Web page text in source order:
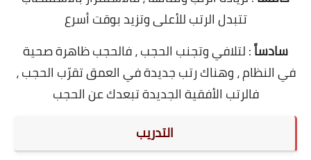
تتبدل الرتب للأعلى وتزيد بوقت أسرع
سادساً: لتلافي وتجنب الحجب ، فالحجب ظاهرة صحية
في النظام ، وهناك رتب جديدة في العمق تقرّب الحجب ،
فالرتب الأفقية الجديدة تبعدك عن الحجب
التدريب